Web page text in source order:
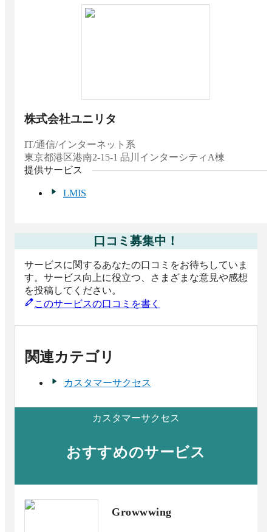
タマーサクセス コンサルティング・専門サー
ビス No.1
株式会社ユニリタ
IT/通信/インターネット系
東京都港区港南2-15-1 品川インターシティA棟
提供サービス
LMIS
口コミ募集中！
サービスに関するあなたの口コミをお待ちしていま
す。サービス向上に役立つ、さまざまな意見や感想
を投稿してください。
このサービスの口コミを書く
関連カテゴリ
カスタマーサクセス
カスタマーサクセス
おすすめのサービス
Growwwing